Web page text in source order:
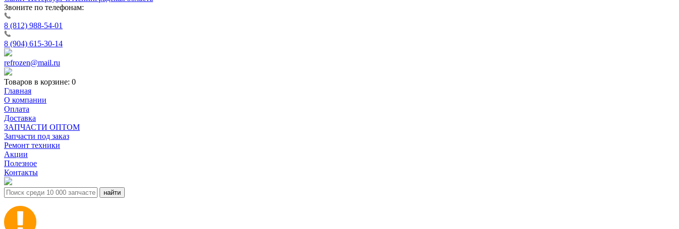
Звоните по телефонам:
8 (812) 988-54-01
8 (904) 615-30-14
refrozen@mail.ru
Товаров в корзине: 0
Главная
О компании
Оплата
Доставка
ЗАПЧАСТИ ОПТОМ
Запчасти под заказ
Ремонт техники
Акции
Полезное
Контакты